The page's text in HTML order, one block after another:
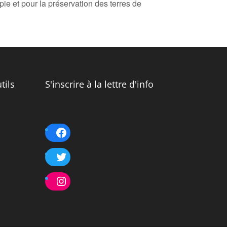
et pour la préservation des terres de
S'inscrire à la lettre d'info
Facebook
Twitter
Instagram